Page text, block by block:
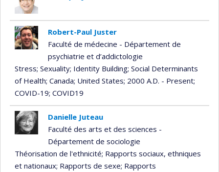
Robert-Paul Juster
Faculté de médecine - Département de
psychiatrie et d’addictologie
Stress; Sexuality; Identity Building; Social Determinants
of Health; Canada; United States; 2000 A.D. - Present;
COVID-19; COVID19
Danielle Juteau
Faculté des arts et des sciences -
Département de sociologie
Théorisation de l'ethnicité; Rapports sociaux, ethniques
et nationaux; Rapports de sexe; Rapports